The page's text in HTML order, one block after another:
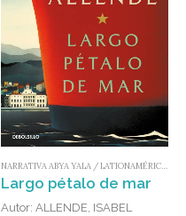
NARRATIVA ABYA YALA / LATIONAMÉRICA Y EL CARIBE
Largo pétalo de mar
Autor: ALLENDE, ISABEL